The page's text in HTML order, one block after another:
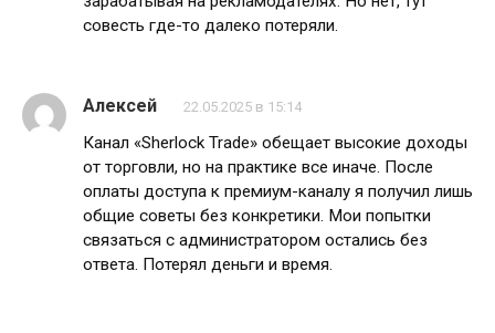
совесть где-то далеко потеряли.
Алексей 22.05.2025 в 15:14
Канал «Sherlock Trade» обещает высокие доходы
от торговли, но на практике все иначе. После
оплаты доступа к премиум-каналу я получил лишь
общие советы без конкретики. Мои попытки
связаться с администратором остались без
ответа. Потерял деньги и время.